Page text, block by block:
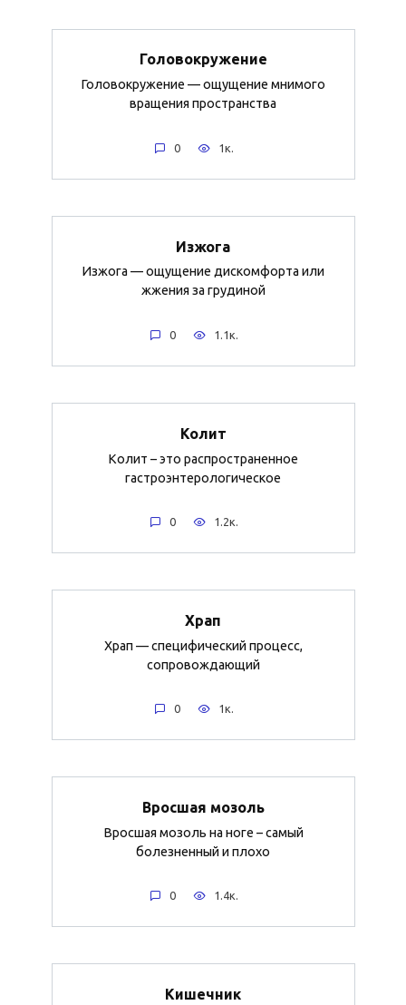
Головокружение
Головокружение — ощущение мнимого
вращения пространства
0 1к.
Изжога
Изжога — ощущение дискомфорта или
жжения за грудиной
0 1.1к.
Колит
Колит – это распространенное
гастроэнтерологическое
0 1.2к.
Храп
Храп — специфический процесс,
сопровождающий
0 1к.
Вросшая мозоль
Вросшая мозоль на ноге – самый
болезненный и плохо
0 1.4к.
Кишечник